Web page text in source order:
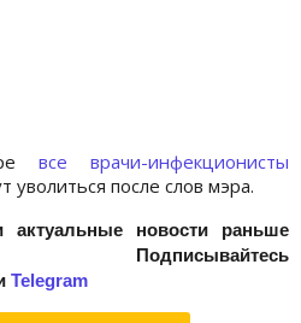
все врачи-инфекционисты
уволиться после слов мэра.
новости раньше
Telegram